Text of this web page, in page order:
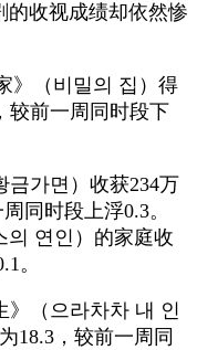
的收视成绩却依然惨
》（비밀의 집）得
较前一周同时段下
금가면）收获234万
同时段上浮0.3。
의 연인）的家庭收
。
》（으라차차 내 인
18.3，较前一周同